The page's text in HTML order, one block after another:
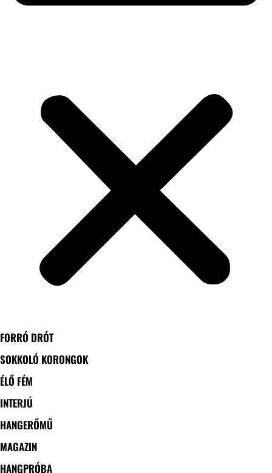
FORRÓ DRÓT
SOKKOLÓ KORONGOK
ÉLŐ FÉM
INTERJÚ
HANGERŐMŰ
MAGAZIN
HANGPRÓBA